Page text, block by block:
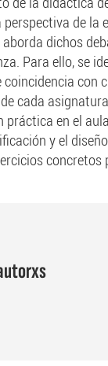
de la
dichos
Para ello, se
con
cada
en el
y el
concretos